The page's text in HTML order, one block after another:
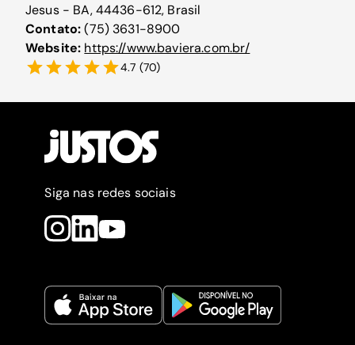
Jesus - BA, 44436-612, Brasil
Contato:(75) 3631-8900
Website: https://www.baviera.com.br/
4.7 (70)
Siga nas redes sociais